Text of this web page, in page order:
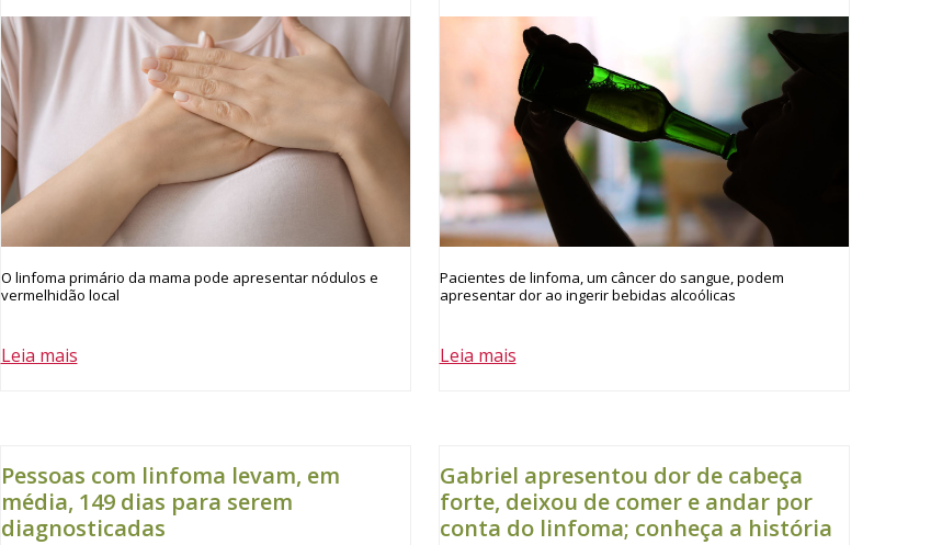
O linfoma primário da mama pode apresentar nódulos e
vermelhidão local
Leia mais
Pacientes de linfoma, um câncer do sangue, podem
apresentar dor ao ingerir bebidas alcoólicas
Leia mais
Pessoas com linfoma levam, em
média, 149 dias para serem
diagnosticadas
Gabriel apresentou dor de cabeça
forte, deixou de comer e andar por
conta do linfoma; conheça a história